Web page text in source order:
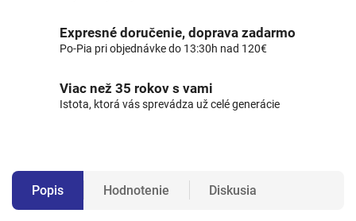
Expresné doručenie, doprava zadarmo
Po-Pia pri objednávke do 13:30h nad 120€
Viac než 35 rokov s vami
Istota, ktorá vás sprevádza už celé generácie
Popis Hodnotenie Diskusia